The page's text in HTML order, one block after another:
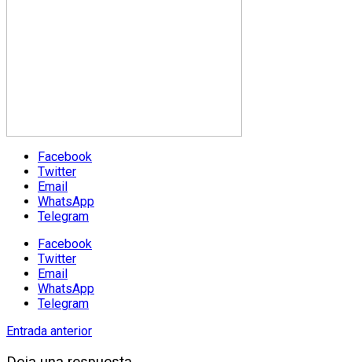
Facebook
Twitter
Email
WhatsApp
Telegram
Facebook
Twitter
Email
WhatsApp
Telegram
Entrada anterior